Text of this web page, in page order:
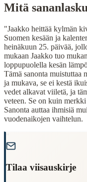
When to Use This
Finding Finnish
Understanding
Learning Finnish
Finding quotes for
Cultural Context
Language:Finnish
Origin:Finland
Traditional folk
Mitä
"Jaakko heittää kylmän
Suomen kesään ja
heinäkuun 25. päivää,
mukaan Jaakko tuo
loppupuolella kesän
Tämä sanonta muistuttaa
ja mukava, se ei kestä
vedet alkavat viiletä, ja
veteen. Se on kuin
Sanonta auttaa ihmisiä
vuodenaikojen vaihtelun.
Tilaa viisauskirje